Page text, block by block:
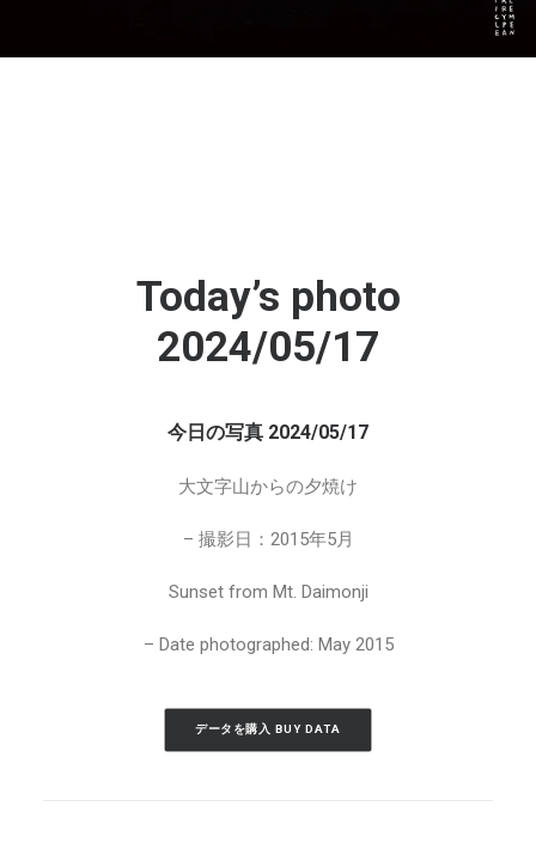
Today’s photo
2024/05/17
今日の写真 2024/05/17
大文字山からの夕焼け
– 撮影日：2015年5月
Sunset from Mt. Daimonji
– Date photographed: May 2015
データを購入 BUY DATA